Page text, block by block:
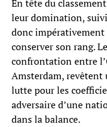
En tête du
leur domination,
donc
conserver son rang.
confrontation entre
Amsterdam, revêtent
lutte pour les
adversaire d’une
dans la balance.